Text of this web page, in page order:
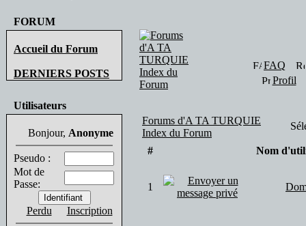
FORUM
Accueil du Forum
DERNIERS POSTS
Utilisateurs
Bonjour, Anonyme
Pseudo :
Mot de
Passe:
Perdu Inscription
FAQ
Profil
Forums d'A TA TURQUIE
Index du Forum
# Nom
1